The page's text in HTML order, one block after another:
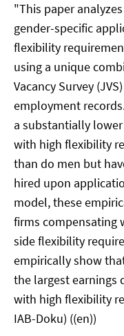
"This paper
gender-specific
flexibility
using a unique
Vacancy Survey
employment
a substantially
with high flexibility
than do men but
hired upon
model, these
firms compensating
side flexibility
empirically show
the largest earnings
with high flexibility
IAB-Doku) ((en))